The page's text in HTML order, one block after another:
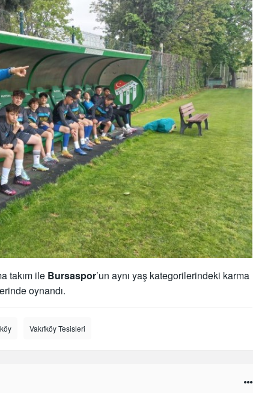
takım ile Bursaspor’un aynı yaş kategorilerindeki karma
oynandı.
Vakıfköy Tesisleri